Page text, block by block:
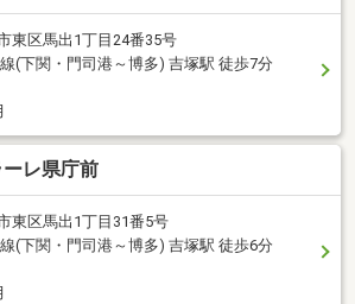
東区馬出1丁目24番35号
(下関・門司港～博多) 吉塚駅 徒歩7分
レ県庁前
東区馬出1丁目31番5号
(下関・門司港～博多) 吉塚駅 徒歩6分